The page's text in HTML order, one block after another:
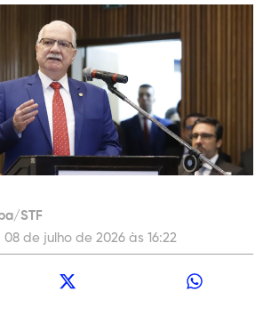
STF
08 de julho de 2026 às 16:22